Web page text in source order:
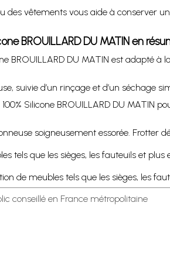
des vêtements vous aide à conserver
BROUILLARD DU MATIN en
BROUILLARD DU MATIN est adapté
suivie d’un rinçage et d’un séchage
Silicone BROUILLARD DU
soigneusement essorée. Frotter
tels que les sièges, les fauteuils et plus
de meubles tels que les sièges, les
conseillé en France métropolitaine